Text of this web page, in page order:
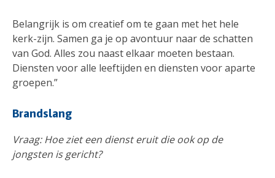
Belangrijk is om creatief om te gaan met het hele
kerk-zijn. Samen ga je op avontuur naar de schatten
van God. Alles zou naast elkaar moeten bestaan.
Diensten voor alle leeftijden en diensten voor aparte
groepen.”
Brandslang
Vraag: Hoe ziet een dienst eruit die ook op de
jongsten is gericht?